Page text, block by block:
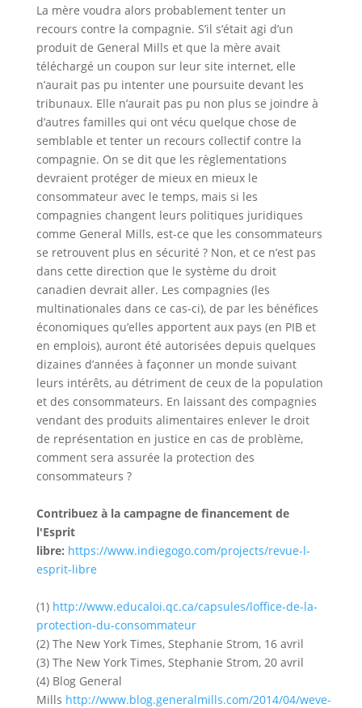
La mère voudra alors probablement tenter un
recours contre la compagnie. S’il s’était agi d’un
produit de General Mills et que la mère avait
téléchargé un coupon sur leur site internet, elle
n’aurait pas pu intenter une poursuite devant les
tribunaux. Elle n’aurait pas pu non plus se joindre à
d’autres familles qui ont vécu quelque chose de
semblable et tenter un recours collectif contre la
compagnie. On se dit que les règlementations
devraient protéger de mieux en mieux le
consommateur avec le temps, mais si les
compagnies changent leurs politiques juridiques
comme General Mills, est-ce que les consommateurs
se retrouvent plus en sécurité ? Non, et ce n’est pas
dans cette direction que le système du droit
canadien devrait aller. Les compagnies (les
multinationales dans ce cas-ci), de par les bénéfices
économiques qu’elles apportent aux pays (en PIB et
en emplois), auront été autorisées depuis quelques
dizaines d’années à façonner un monde suivant
leurs intérêts, au détriment de ceux de la population
et des consommateurs. En laissant des compagnies
vendant des produits alimentaires enlever le droit
de représentation en justice en cas de problème,
comment sera assurée la protection des
consommateurs ?
Contribuez à la campagne de financement de
l'Esprit
libre: https://www.indiegogo.com/projects/revue-l-
esprit-libre
(1) http://www.educaloi.qc.ca/capsules/loffice-de-la-
protection-du-consommateur
(2) The New York Times, Stephanie Strom, 16 avril
(3) The New York Times, Stephanie Strom, 20 avril
(4) Blog General
Mills http://www.blog.generalmills.com/2014/04/weve-